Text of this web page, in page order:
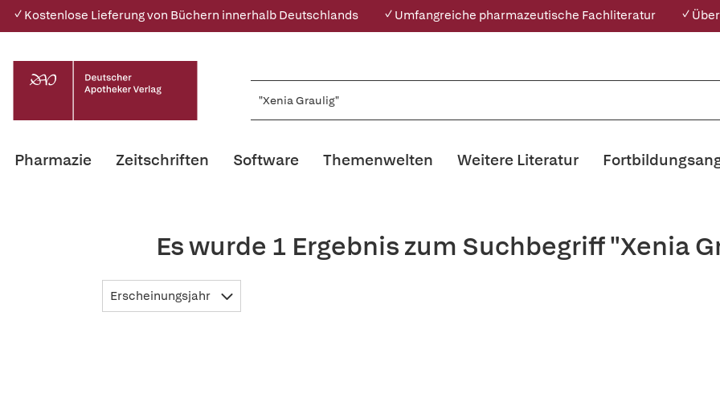
✓ Kostenlose Lieferung von Büchern innerhalb Deutschlands ✓ Umfangreiche pharmazeutische Fachliteratur ✓
Pharmazie Zeitschriften Software Themenwelten Weitere Literatur
Es wurde 1 Ergebnis zum Suchbegriff "Xenia
Erscheinungsjahr